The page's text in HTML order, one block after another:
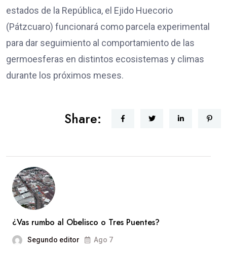
estados de la República, el Ejido Huecorio
(Pátzcuaro) funcionará como parcela experimental
para dar seguimiento al comportamiento de las
germoesferas en distintos ecosistemas y climas
durante los próximos meses.
Share:
¿Vas rumbo al Obelisco o Tres Puentes?
Segundo editor Ago 7